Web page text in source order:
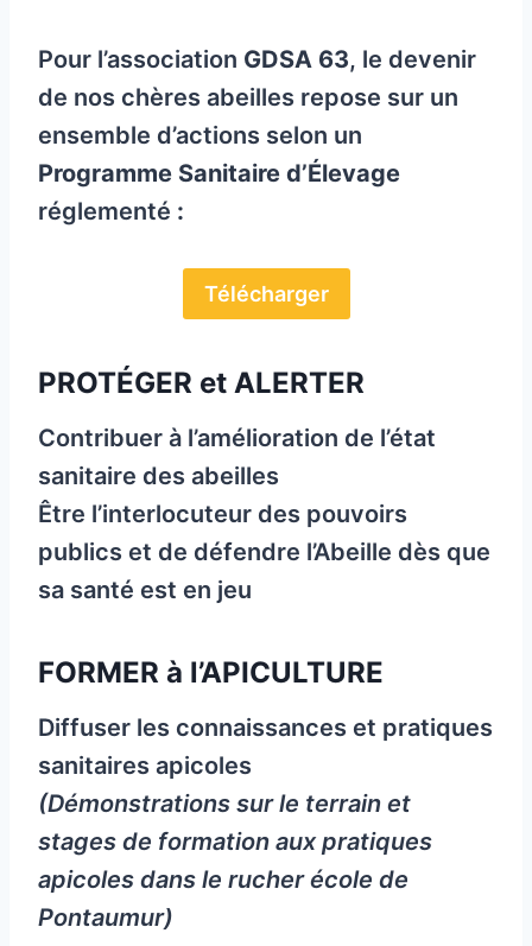
Pour l’association GDSA 63, le devenir
de nos chères abeilles repose sur un
ensemble d’actions selon un
Programme Sanitaire d’Élevage
réglementé :
Télécharger
PROTÉGER et ALERTER
Contribuer à l’amélioration de l’état
sanitaire des abeilles
Être l’interlocuteur des pouvoirs
publics et de défendre l’Abeille dès que
sa santé est en jeu
FORMER à l’APICULTURE
Diffuser les connaissances et pratiques
sanitaires apicoles
(Démonstrations sur le terrain et
stages de formation aux pratiques
apicoles dans le rucher école de
Pontaumur)